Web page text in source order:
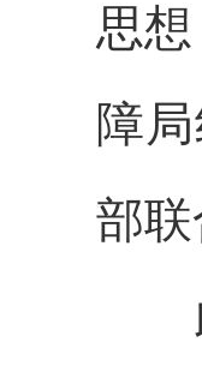
思
障
部
此